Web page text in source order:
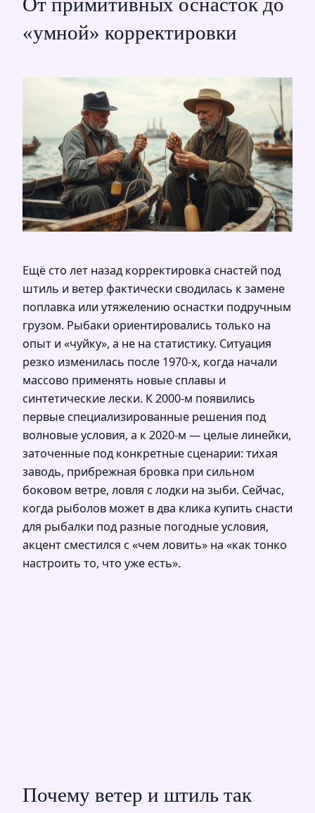
«умной» корректировки
Ещё сто лет назад корректировка снастей под
штиль и ветер фактически сводилась к замене
поплавка или утяжелению оснастки подручным
грузом. Рыбаки ориентировались только на
опыт и «чуйку», а не на статистику. Ситуация
резко изменилась после 1970‑х, когда начали
массово применять новые сплавы и
синтетические лески. К 2000‑м появились
первые специализированные решения под
волновые условия, а к 2020‑м — целые линейки,
заточенные под конкретные сценарии: тихая
заводь, прибрежная бровка при сильном
боковом ветре, ловля с лодки на зыби. Сейчас,
когда рыболов может в два клика купить снасти
для рыбалки под разные погодные условия,
акцент сместился с «чем ловить» на «как тонко
настроить то, что уже есть».
Почему ветер и штиль так